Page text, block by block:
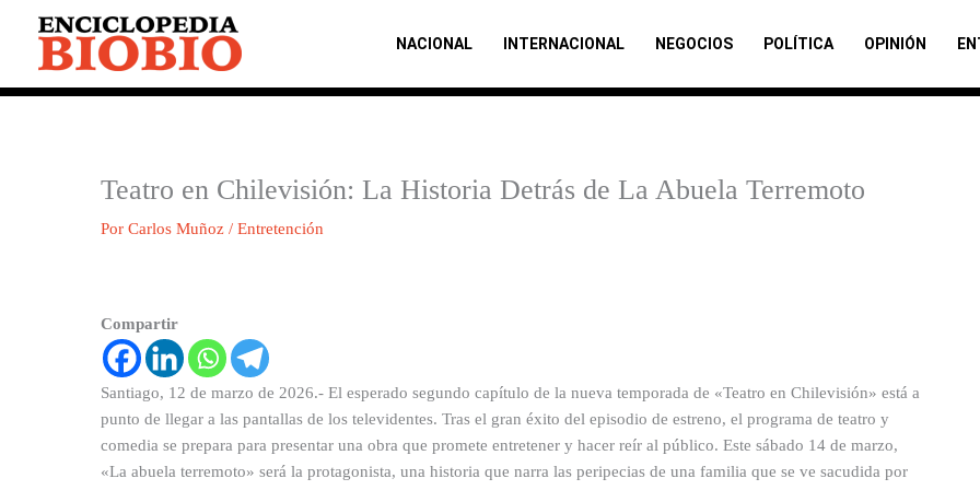
contenido
NACIONAL INTERNACIONAL NEGOCIOS POLÍTICA OPINIÓN
Teatro en Chilevisión: La Historia Detrás de La Abuela Terremoto
Por Carlos Muñoz / Entretención
Compartir
Santiago, 12 de marzo de 2026.- El esperado segundo capítulo de la nueva temporada de «Teatro en Chilevisión» está a
punto de llegar a las pantallas de los televidentes. Tras el gran éxito del episodio de estreno, el programa de teatro y
comedia se prepara para presentar una obra que promete entretener y hacer reír al público. Este sábado 14 de marzo,
«La abuela terremoto» será la protagonista, una historia que narra las peripecias de una familia que se ve sacudida por